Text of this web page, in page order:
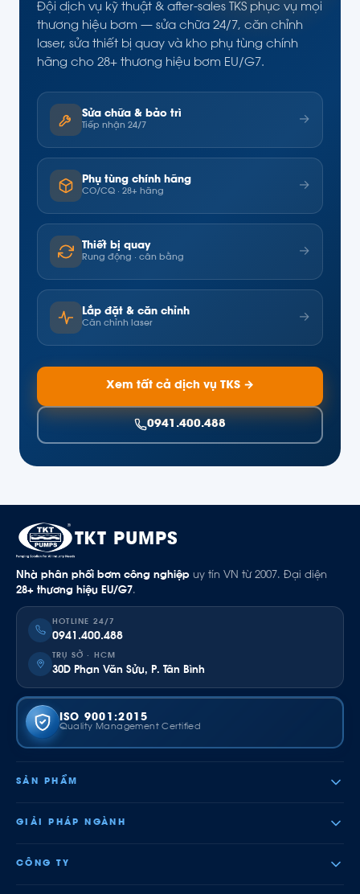
Đội dịch vụ kỹ thuật & after-sales TKS phục vụ mọi
thương hiệu bơm — sửa chữa 24/7, căn chỉnh
laser, sửa thiết bị quay và kho phụ tùng chính
hãng cho 28+ thương hiệu bơm EU/G7.
Sửa chữa & bảo trì
Tiếp nhận 24/7 →
Phụ tùng chính hãng
CO/CQ · 28+ hãng →
Thiết bị quay
Rung động · cân bằng →
Lắp đặt & căn chỉnh
Căn chỉnh laser →
Xem tất cả dịch vụ TKS →
0941.400.488
TKT PUMPS
Nhà phân phối bơm công nghiệp uy tín VN từ 2007. Đại diện
28+ thương hiệu EU/G7.
HOTLINE 24/7
0941.400.488
TRỤ SỞ · HCM
30D Phan Văn Sửu, P. Tân Bình
ISO 9001:2015
Quality Management Certified
SẢN PHẨM
GIẢI PHÁP NGÀNH
CÔNG TY